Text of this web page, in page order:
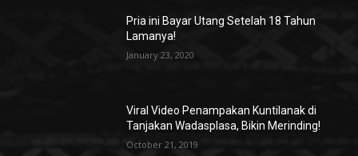
Pria ini Bayar Utang Setelah 18 Tahun
Lamanya!
January 23, 2020
Viral Video Penampakan Kuntilanak di
Tanjakan Wadasplasa, Bikin Merinding!
October 21, 2019